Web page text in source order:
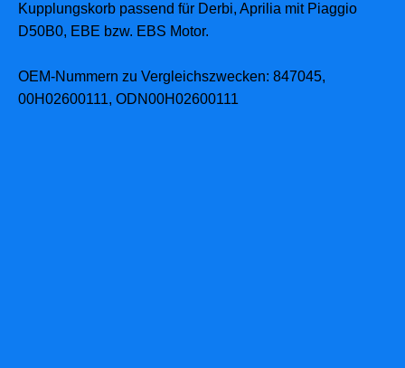
Kupplungskorb passend für Derbi, Aprilia mit Piaggio
D50B0, EBE bzw. EBS Motor.
OEM-Nummern zu Vergleichszwecken: 847045,
00H02600111, ODN00H02600111